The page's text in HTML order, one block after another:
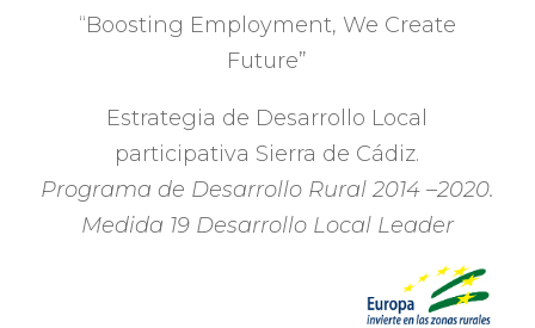
“Boosting Employment, We Create
Future”
Estrategia de Desarrollo Local
participativa Sierra de Cádiz.
Programa de Desarrollo Rural2014 –2020.
Medida 19 Desarrollo Local Leader